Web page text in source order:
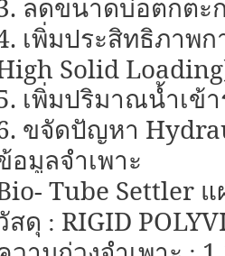
ลดขนาดบ่อตกตะ
เพิ่มประสิทธิภาพ
Solid
เพิ่มปริมาณน้ำเข้
ขจัดปัญหา
อมูลจำเพาะ
Tube Settler แ
สดุ : RIGID